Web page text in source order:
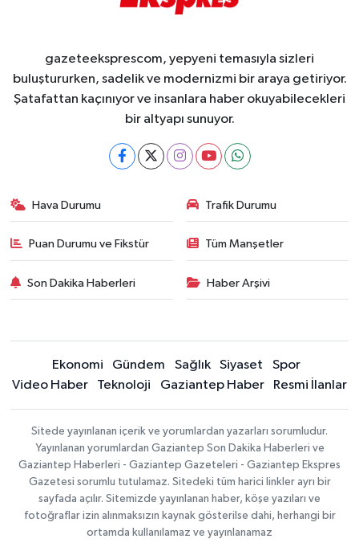
gazeteeksprescom, yepyeni temasıyla sizleri
buluştururken, sadelik ve modernizmi bir araya getiriyor.
Şatafattan kaçınıyor ve insanlara haber okuyabilecekleri
bir altyapı sunuyor.
Hava Durumu Trafik Durumu
Puan Durumu ve Fikstür Tüm Manşetler
Son Dakika Haberleri Haber Arşivi
Ekonomi Gündem Sağlık Siyaset
Spor
Video Haber
Teknoloji Gaziantep Haber Resmi İlanlar
Sitede yayınlanan içerik ve yorumlardan yazarları sorumludur.
Yayınlanan yorumlardan Gaziantep Son Dakika Haberleri ve
Gaziantep Haberleri - Gaziantep Gazeteleri - Gaziantep Ekspres
Gazetesi sorumlu tutulamaz. Sitedeki tüm harici linkler ayrı bir
sayfada açılır. Sitemizde yayınlanan haber, köşe yazıları ve
fotoğraflar izin alınmaksızın kaynak gösterilse dahi, herhangi bir
ortamda kullanılamaz ve yayınlanamaz